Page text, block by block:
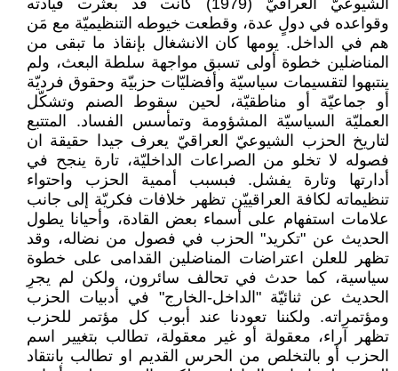
الشيوعيّ العراقيّ (1979) كانت قد بعثرت قيادته
وقواعده في دولٍ عدة، وقطعت خيوطه التنظيميّة مع مَن
هم في الداخل. يومها كان الانشغال بإنقاذ ما تبقى من
المناضلين خطوة أولى تسبق مواجهة سلطة البعث، ولم
ينتبهوا لتقسيمات سياسيّة وأفضليّات حزبيّة وحقوق فرديّة
أو جماعيّة أو مناطقيّة، لحين سقوط الصنم وتشكّل
العمليّة السياسيّة المشؤومة وتمأسس الفساد. المتتبع
لتاريخ الحزب الشيوعيّ العراقيّ يعرف جيدا حقيقة ان
فصوله لا تخلو من الصراعات الداخليّة، تارة ينجح في
أدارتها وتارة يفشل. فبسبب أممية الحزب واحتواء
تنظيماته لكافة العراقييّن تظهر خلافات فكريّة إلى جانب
علامات استفهام على أسماء بعض القادة، وأحيانا يطول
الحديث عن "تكريد" الحزب في فصول من نضاله، وقد
تظهر للعلن اعتراضات المناضلين القدامى على خطوة
سياسية، كما حدث في تحالف سائرون، ولكن لم يجرِ
الحديث عن ثنائيّة "الداخل-الخارج" في أدبيات الحزب
ومؤتمراته. ولكننا تعودنا عند أبوب كل مؤتمر للحزب
تظهر آراء، معقولة أو غير معقولة، تطالب بتغيير اسم
الحزب أو بالتخلص من الحرس القديم او تطالب بانتقاد